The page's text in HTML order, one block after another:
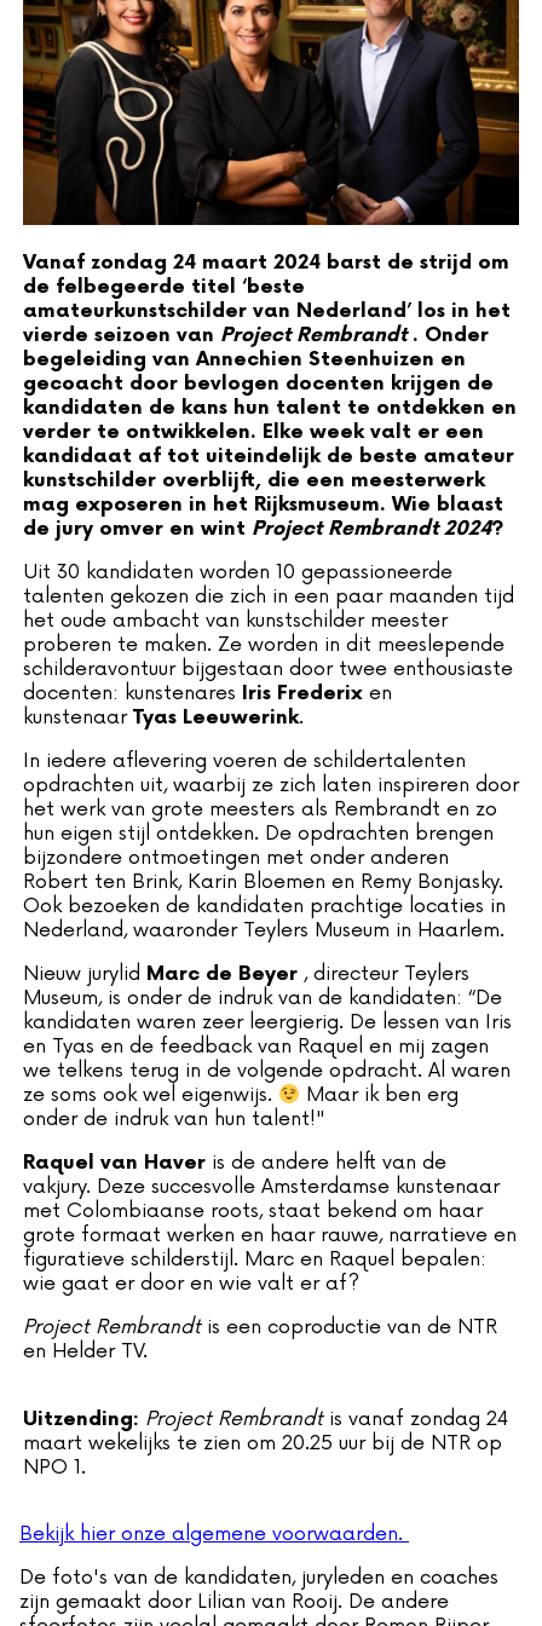
Vanaf zondag 24 maart 2024 barst de strijd om
de felbegeerde titel ‘beste
amateurkunstschilder van Nederland’ los in het
vierde seizoen van Project Rembrandt. Onder
begeleiding van Annechien Steenhuizen en
gecoacht door bevlogen docenten krijgen de
kandidaten de kans hun talent te ontdekken en
verder te ontwikkelen. Elke week valt er een
kandidaat af tot uiteindelijk de beste amateur
kunstschilder overblijft, die een meesterwerk
mag exposeren in het Rijksmuseum. Wie blaast
de jury omver en wint Project Rembrandt 2024?
Uit 30 kandidaten worden 10 gepassioneerde
talenten gekozen die zich in een paar maanden tijd
het oude ambacht van kunstschilder meester
proberen te maken. Ze worden in dit meeslepende
schilderavontuur bijgestaan door twee enthousiaste
docenten: kunstenares Iris Frederix en
kunstenaar Tyas Leeuwerink.
In iedere aflevering voeren de schildertalenten
opdrachten uit, waarbij ze zich laten inspireren door
het werk van grote meesters als Rembrandt en zo
hun eigen stijl ontdekken. De opdrachten brengen
bijzondere ontmoetingen met onder anderen
Robert ten Brink, Karin Bloemen en Remy Bonjasky.
Ook bezoeken de kandidaten prachtige locaties in
Nederland, waaronder Teylers Museum in Haarlem.
Nieuw jurylid Marc de Beyer , directeur Teylers
Museum, is onder de indruk van de kandidaten: “De
kandidaten waren zeer leergierig. De lessen van Iris
en Tyas en de feedback van Raquel en mij zagen
we telkens terug in de volgende opdracht. Al waren
ze soms ook wel eigenwijs.
Maar ik ben erg
onder de indruk van hun talent!"
Raquel van Haver is de andere helft van de
vakjury. Deze succesvolle Amsterdamse kunstenaar
met Colombiaanse roots, staat bekend om haar
grote formaat werken en haar rauwe, narratieve en
figuratieve schilderstijl. Marc en Raquel bepalen:
wie gaat er door en wie valt er af?
Project Rembrandtis een coproductie van de NTR
en Helder TV.
Uitzending: Project Rembrandtis vanaf zondag 24
maart wekelijks te zien om 20.25 uur bij de NTR op
NPO 1.
Bekijk hier onze algemene voorwaarden.
De foto's van de kandidaten, juryleden en coaches
zijn gemaakt door Lilian van Rooij. De andere